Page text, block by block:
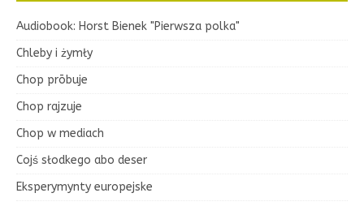
Audiobook: Horst Bienek "Pierwsza polka"
Chleby i żymły
Chop prōbuje
Chop rajzuje
Chop w mediach
Cojś słodkego abo deser
Eksperymynty europejske